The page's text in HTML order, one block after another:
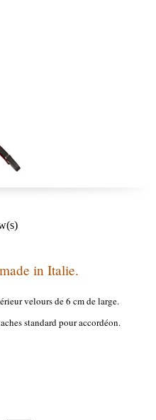
in Italie.
velours de 6 cm de large.
standard pour accordéon.